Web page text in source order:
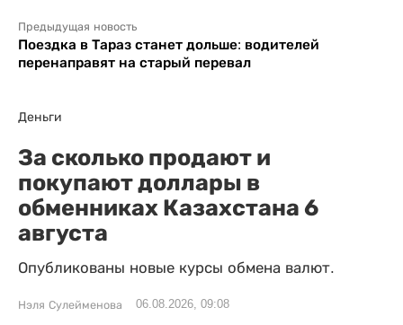
Предыдущая новость
Поездка в Тараз станет дольше: водителей
перенаправят на старый перевал
Деньги
За сколько продают и
покупают доллары в
обменниках Казахстана 6
августа
Опубликованы новые курсы обмена валют.
Нэля Сулейменова 06.08.2026, 09:08